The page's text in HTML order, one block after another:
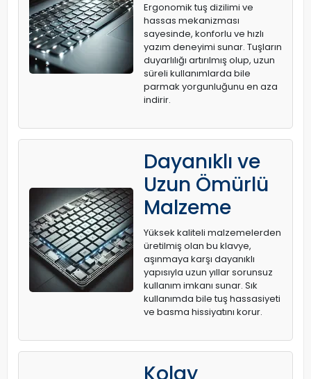
Ergonomik tuş dizilimi ve
hassas mekanizması
sayesinde, konforlu ve hızlı
yazım deneyimi sunar. Tuşların
duyarlılığı artırılmış olup, uzun
süreli kullanımlarda bile
parmak yorgunluğunu en aza
indirir.
Dayanıklı ve
Uzun Ömürlü
Malzeme
Yüksek kaliteli malzemelerden
üretilmiş olan bu klavye,
aşınmaya karşı dayanıklı
yapısıyla uzun yıllar sorunsuz
kullanım imkanı sunar. Sık
kullanımda bile tuş hassasiyeti
ve basma hissiyatını korur.